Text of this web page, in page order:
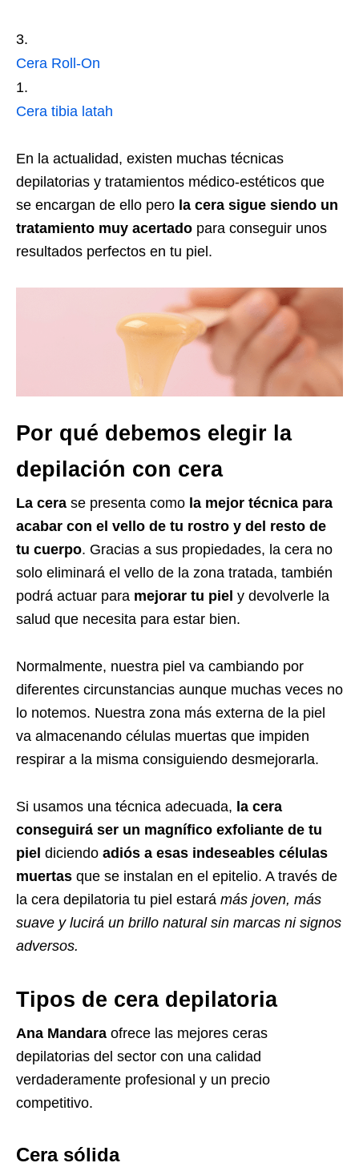
Cera Roll-On
Cera tibia latah
En la actualidad, existen muchas técnicas
depilatorias y tratamientos médico-estéticos que
se encargan de ello pero la cera sigue siendo un
tratamiento muy acertado para conseguir unos
resultados perfectos en tu piel.
Por qué debemos elegir la
depilación con cera
La cera se presenta como la mejor técnica para
acabar con el vello de tu rostro y del resto de
tu cuerpo. Gracias a sus propiedades, la cera no
solo eliminará el vello de la zona tratada, también
podrá actuar para mejorar tu piel y devolverle la
salud que necesita para estar bien.
Normalmente, nuestra piel va cambiando por
diferentes circunstancias aunque muchas veces no
lo notemos. Nuestra zona más externa de la piel
va almacenando células muertas que impiden
respirar a la misma consiguiendo desmejorarla.
Si usamos una técnica adecuada, la cera
conseguirá ser un magnífico exfoliante de tu
piel diciendo adiós a esas indeseables células
muertas que se instalan en el epitelio. A través de
la cera depilatoria tu piel estará más joven, más
suave y lucirá un brillo natural sin marcas ni signos
adversos.
Tipos de cera depilatoria
Ana Mandara ofrece las mejores ceras
depilatorias del sector con una calidad
verdaderamente profesional y un precio
competitivo.
Cera sólida